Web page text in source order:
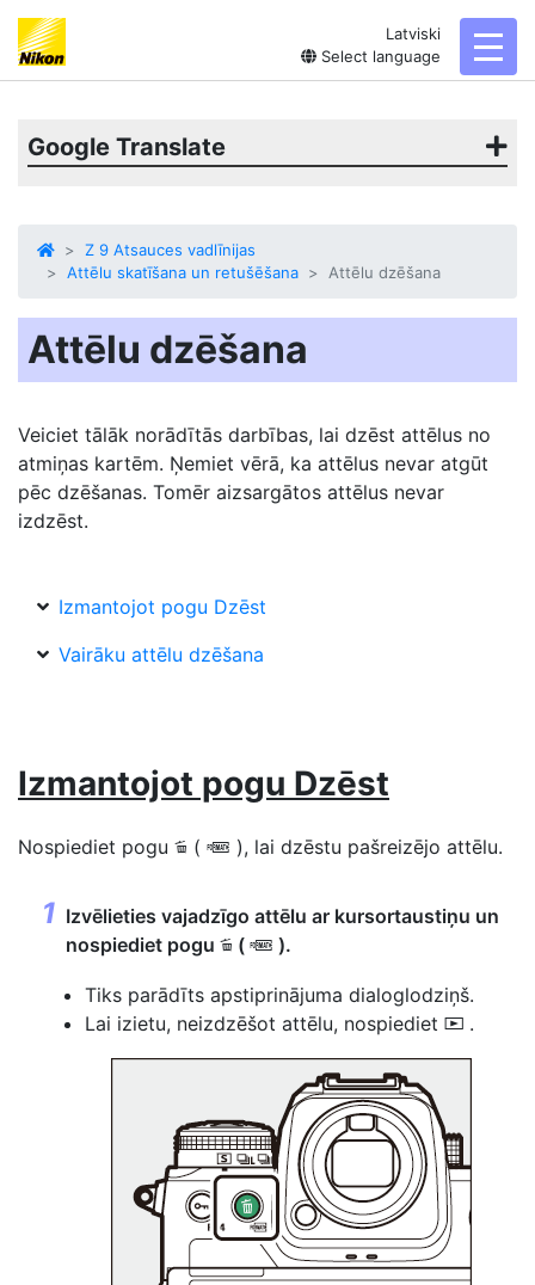
Latviski
Select language
Google Translate
Z 9 Atsauces vadlīnijas
Attēlu skatīšana un retušēšana
Attēlu dzēšana
Attēlu dzēšana
Veiciet tālāk norādītās darbības, lai dzēst attēlus no
atmiņas kartēm. Ņemiet vērā, ka attēlus nevar atgūt
pēc dzēšanas. Tomēr aizsargātos attēlus nevar
izdzēst.
Izmantojot pogu Dzēst
Vairāku attēlu dzēšana
Izmantojot pogu Dzēst
Nospiediet pogu O ( Q ), lai dzēstu pašreizējo attēlu.
Izvēlieties vajadzīgo attēlu ar kursortaustiņu un
nospiediet pogu O ( Q ).
Tiks parādīts apstiprinājuma dialoglodziņš.
Lai izietu, neizdzēšot attēlu, nospiediet K .